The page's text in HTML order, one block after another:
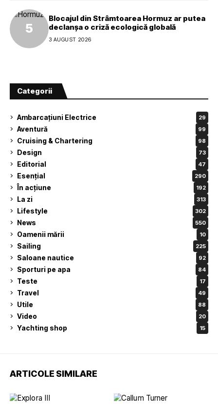
Blocajul din Strâmtoarea Hormuz ar putea
declanșa o criză ecologică globală
3 AUGUST 2026
Categorii
Ambarcațiuni Electrice 29
Aventură 99
Cruising & Chartering 98
Design 73
Editorial 47
Esențial 290
În acțiune 192
La zi 313
Lifestyle 302
News 550
Oamenii mării 10
Sailing 225
Saloane nautice 92
Sporturi pe apa 84
Teste 17
Travel 49
Utile 88
Video 20
Yachting shop 15
ARTICOLE SIMILARE